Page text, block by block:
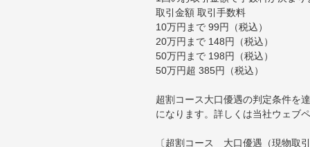
取引金額 取引手数料
10万円まで 99円（税込）
20万円まで 148円（税込）
50万円まで 198円（税込）
50万円超 385円（税込）
超割コース大口優遇の判定条件を
になります。詳しくは当社ウェブ
〔超割コース 大口優遇（現物取